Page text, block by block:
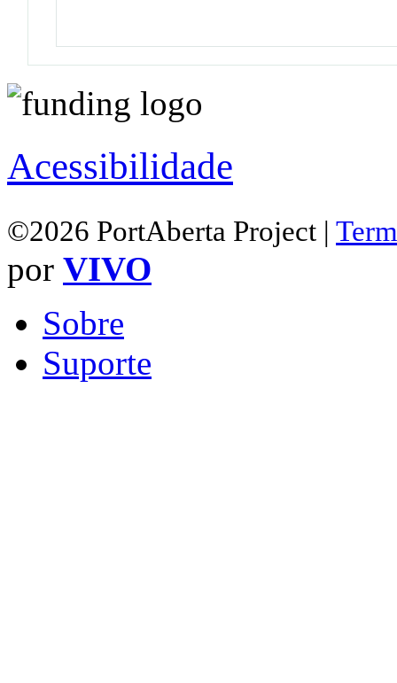
Acessibilidade
©2026 PortAberta Project |
por VIVO
Sobre
Suporte